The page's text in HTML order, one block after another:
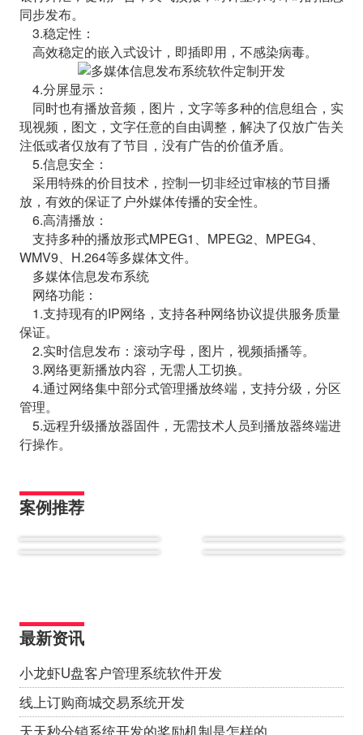
同步发布。
3.稳定性：
高效稳定的嵌入式设计，即插即用，不感染病毒。
4.分屏显示：
同时也有播放音频，图片，文字等多种的信息组合，实
现视频，图文，文字任意的自由调整，解决了仅放广告关
注低或者仅放有了节目，没有广告的价值矛盾。
5.信息安全：
采用特殊的价目技术，控制一切非经过审核的节目播
放，有效的保证了户外媒体传播的安全性。
6.高清播放：
支持多种的播放形式MPEG1、MPEG2、MPEG4、
WMV9、H.264等多媒体文件。
多媒体信息发布系统
网络功能：
1.支持现有的IP网络，支持各种网络协议提供服务质量
保证。
2.实时信息发布：滚动字母，图片，视频插播等。
3.网络更新播放内容，无需人工切换。
4.通过网络集中部分式管理播放终端，支持分级，分区
管理。
5.远程升级播放器固件，无需技术人员到播放器终端进
行操作。
案例推荐
最新资讯
小龙虾U盘客户管理系统软件开发
线上订购商城交易系统开发
天天秒分销系统开发的奖励机制是怎样的